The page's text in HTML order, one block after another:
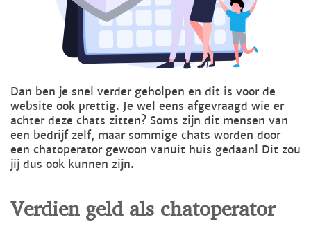
Dan ben je snel verder geholpen en dit is voor de
website ook prettig. Je wel eens afgevraagd wie er
achter deze chats zitten? Soms zijn dit mensen van
een bedrijf zelf, maar sommige chats worden door
een chatoperator gewoon vanuit huis gedaan! Dit zou
jij dus ook kunnen zijn.
Verdien geld als chatoperator